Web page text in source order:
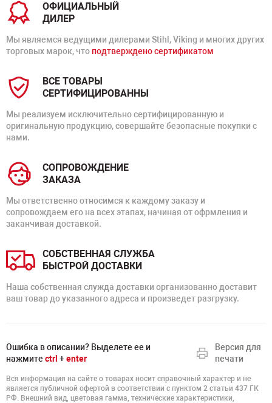
ОФИЦИАЛЬНЫЙ
ДИЛЕР
Мы являемся ведущими дилерами Stihl, Viking и многих других
торговых марок, что подтверждено сертификатом
ВСЕ ТОВАРЫ
СЕРТИФИЦИРОВАННЫ
Мы реализуем исключительно сертифицированную и
оригинальную продукцию, совершайте безопасные покупки с
нами.
СОПРОВОЖДЕНИЕ
ЗАКАЗА
Мы ответственно относимся к каждому заказу и
сопровождаем его на всех этапах, начиная от офрмления и
заканчивая доставкой.
СОБСТВЕННАЯ СЛУЖБА
БЫСТРОЙ ДОСТАВКИ
Наша собственная служда доставки организованно доставит
ваш товар до указанного адреса и произведет разгрузку.
Ошибка в описании? Выделете ее и
нажмите ctrl +enter
Версия для
печати
Вся информация на сайте о товарах носит справочный характер и не
является публичной офертой в соответствии с пунктом 2 статьи 437 ГК
РФ. Внешний вид, цветовая гамма, технические характеристики,